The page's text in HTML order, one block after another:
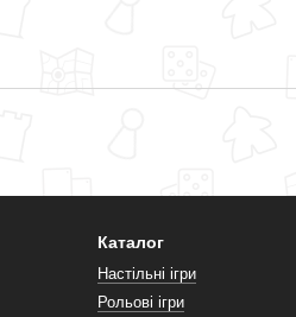
Каталог
Настільні ігри
Рольові ігри